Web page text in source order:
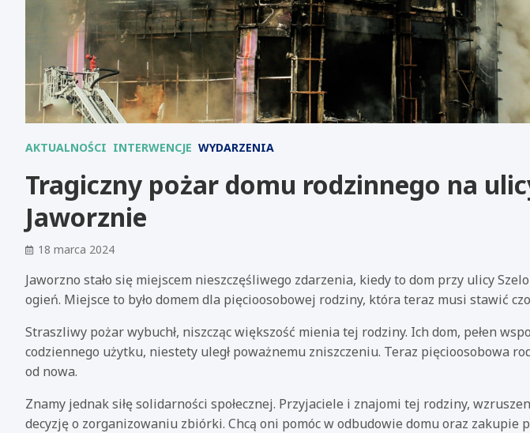
AKTUALNOŚCI INTERWENCJE WYDARZENIA
Tragiczny pożar domu rodzinnego na
Jaworznie
18 marca 2024
Jaworzno stało się miejscem nieszczęśliwego zdarzenia, kiedy to dom przy ulicy
ogień. Miejsce to było domem dla pięcioosobowej rodziny, która teraz musi stawić
Straszliwy pożar wybuchł, niszcząc większość mienia tej rodziny. Ich dom, pełen
codziennego użytku, niestety uległ poważnemu zniszczeniu. Teraz pięcioosobowa
od nowa.
Znamy jednak siłę solidarności społecznej. Przyjaciele i znajomi tej rodziny,
decyzję o zorganizowaniu zbiórki. Chcą oni pomóc w odbudowie domu oraz zakupie